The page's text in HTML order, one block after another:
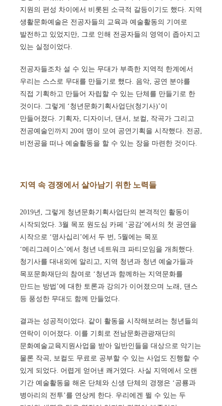
지원의 편성 차이에서 비롯된 소극적 갈등이기도 했다. 지역
생활문화예술은 전공자들의 교육과 예술활동의 기여로
발전하고 있었지만, 그로 인해 전공자들의 영역이 좁아지고
있는 실정이었다.
전공자들조차 설 수 있는 무대가 부족한 지역적 한계에서
우리는 스스로 무대를 만들기로 했다. 음악, 공연 분야를
직접 기획하고 만들어 자립할 수 있는 단체를 만들기로 한
것이다. 그렇게 ‘청년문화기획사업단(청기사)’이
만들어졌다. 기획자, 디자이너, 댄서, 보컬, 작곡가 그리고
전공예술인까지 20여 명이 모여 공연기획을 시작했다. 전공,
비전공을 떠나 예술활동을 할 수 있는 장을 마련한 것이다.
지역 속 경쟁에서 살아남기 위한 노력들
2019년, 그렇게 청년문화기획사업단의 본격적인 활동이
시작되었다. 3월 목포 원도심 카페 ‘공감’에서의 첫 공연을
시작으로 ‘명사십리’에서 두 번, 5월에는 목포
‘메리그레이스’에서 청년 네트워크 파티모임을 개최했다.
청기사를 대내외에 알리고, 지역 청년과 청년 예술가들과
목포문화재단의 참여로 ‘청년과 함께하는 지역문화를
만드는 방법’에 대한 토론과 강의가 이어졌으며 노래, 댄스
등 풍성한 무대도 함께 만들었다.
결과는 성공적이었다. 같이 활동을 시작해보려는 청년들의
연락이 이어졌다. 이를 기회로 전남문화관광재단의
문화예술교육지원사업을 받아 일반인들을 대상으로 악기는
물론 작곡, 보컬도 무료로 공부할 수 있는 사업도 진행할 수
있게 되었다. 어렵게 얻어낸 쾌거였다. 사실 지역에서 오랜
기간 예술활동을 해온 단체와 신생 단체의 경쟁은 ‘공룡과
병아리의 전투’를 연상케 한다. 우리에겐 뛸 수 있는 두